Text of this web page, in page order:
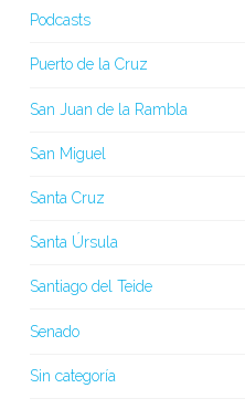
Podcasts
Puerto de la Cruz
San Juan de la Rambla
San Miguel
Santa Cruz
Santa Úrsula
Santiago del Teide
Senado
Sin categoría